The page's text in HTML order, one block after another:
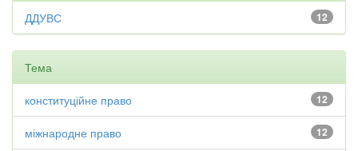
12
ДДУВС
Тема
12
конституційне право
12
міжнародне право